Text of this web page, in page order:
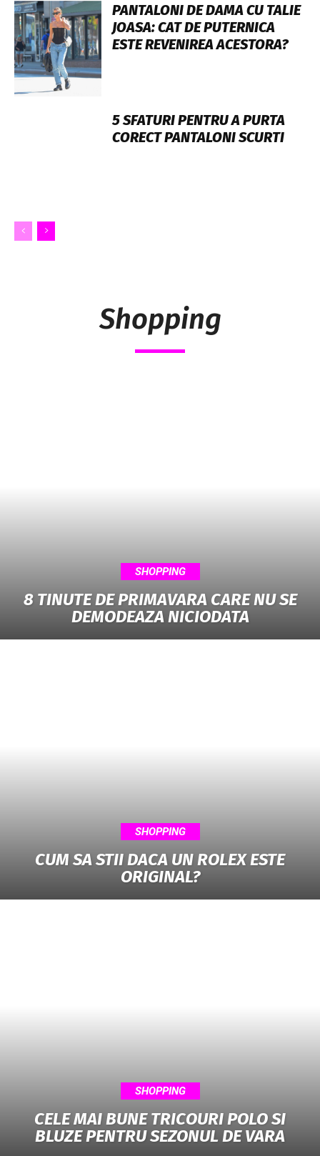
PANTALONI DE DAMA CU TALIE
JOASA: CAT DE PUTERNICA
ESTE REVENIREA ACESTORA?
5 SFATURI PENTRU A PURTA
CORECT PANTALONI SCURTI
Shopping
SHOPPING
8 TINUTE DE PRIMAVARA CARE NU SE
DEMODEAZA NICIODATA
SHOPPING
CUM SA STII DACA UN ROLEX ESTE
ORIGINAL?
SHOPPING
CELE MAI BUNE TRICOURI POLO SI
BLUZE PENTRU SEZONUL DE VARA